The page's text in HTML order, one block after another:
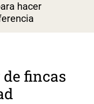
hacer
fincas